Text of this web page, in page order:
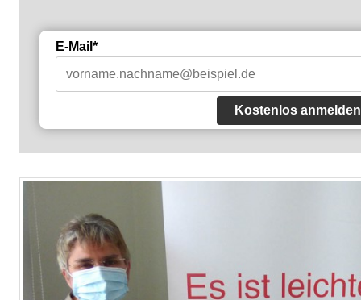
E-Mail*
Kostenlos anmelden